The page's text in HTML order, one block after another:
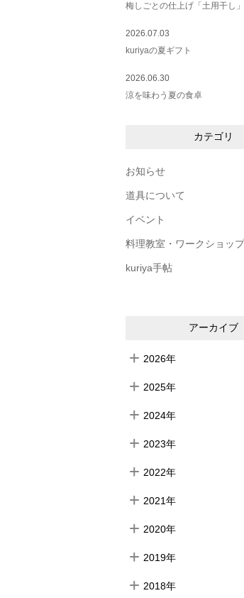
梅しごとの仕上げ「土用干し」
2026.07.03
kuriyaの夏ギフト
2026.06.30
涼を味わう夏の食卓
カテゴリ
お知らせ
道具について
イベント
料理教室・ワークショップ
kuriya手帖
アーカイブ
2026年
2025年
2024年
2023年
2022年
2021年
2020年
2019年
2018年